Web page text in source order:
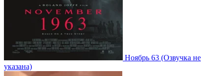
Ноябрь 63 (Озвучка не
указана)